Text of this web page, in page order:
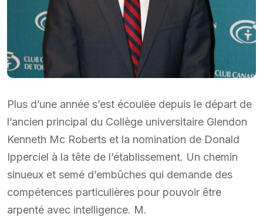
Plus d’une année s’est écoulée depuis le départ de
l’ancien principal du Collège universitaire Glendon
Kenneth Mc Roberts et la nomination de Donald
Ipperciel à la tête de l’établissement. Un chemin
sinueux et semé d’embûches qui demande des
compétences particulières pour pouvoir être
arpenté avec intelligence. M.